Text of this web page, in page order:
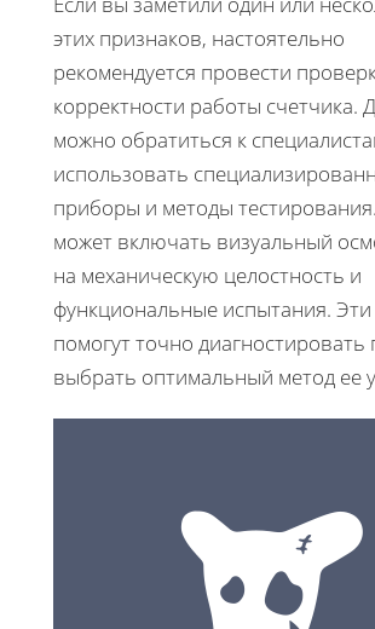
этих признаков, настоятельно
рекомендуется провести
корректности работы счетчика.
можно обратиться к
использовать
приборы и методы
может включать визуальный
на механическую целостность и
функциональные испытания. Эти
помогут точно диагностировать
выбрать оптимальный метод ее